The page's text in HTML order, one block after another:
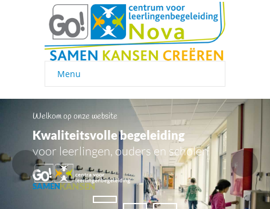
Menu
Welkom op onze website
Kwaliteitsvollebegeleiding
voor leerlingen, ouders en scholen
SAMENKANSEN